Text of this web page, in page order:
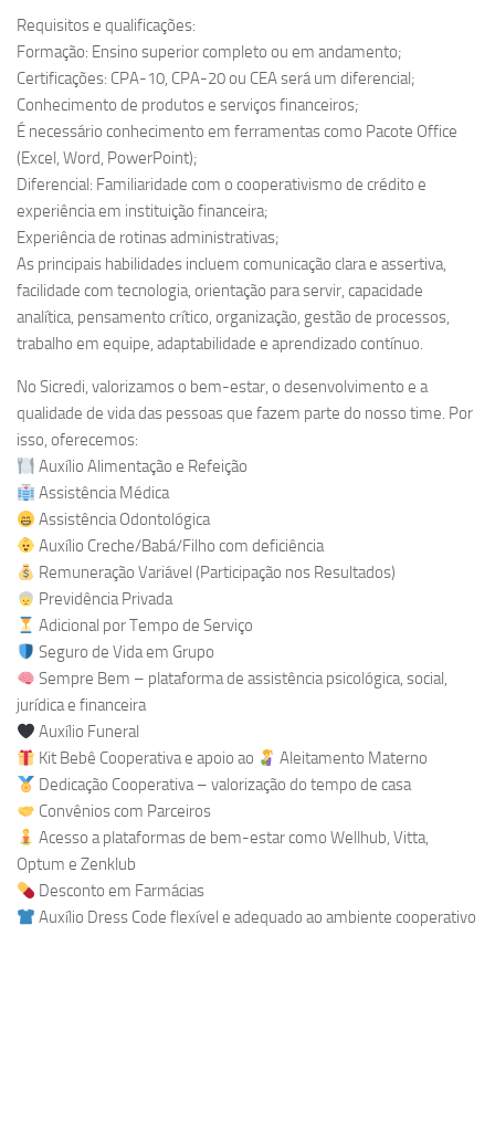
Requisitos e qualificações:
Formação: Ensino superior completo ou em andamento;
Certificações: CPA-10, CPA-20 ou CEA será um diferencial;
Conhecimento de produtos e serviços financeiros;
É necessário conhecimento em ferramentas como Pacote Office
(Excel, Word, PowerPoint);
Diferencial: Familiaridade com o cooperativismo de crédito e
experiência em instituição financeira;
Experiência de rotinas administrativas;
As principais habilidades incluem comunicação clara e assertiva,
facilidade com tecnologia, orientação para servir, capacidade
analítica, pensamento crítico, organização, gestão de processos,
trabalho em equipe, adaptabilidade e aprendizado contínuo.
No Sicredi, valorizamos o bem-estar, o desenvolvimento e a
qualidade de vida das pessoas que fazem parte do nosso time. Por
isso, oferecemos:
Auxílio Alimentação e Refeição
Assistência Médica
Assistência Odontológica
Auxílio Creche/Babá/Filho com deficiência
Remuneração Variável (Participação nos Resultados)
Previdência Privada
Adicional por Tempo de Serviço
Seguro de Vida em Grupo
Sempre Bem – plataforma de assistência psicológica, social,
jurídica e financeira
Auxílio Funeral
Kit Bebê Cooperativa e apoio ao
Aleitamento Materno
Dedicação Cooperativa – valorização do tempo de casa
Convênios com Parceiros
Acesso a plataformas de bem-estar como Wellhub, Vitta,
Optum e Zenklub
Desconto em Farmácias
Auxílio Dress Code flexível e adequado ao ambiente cooperativo